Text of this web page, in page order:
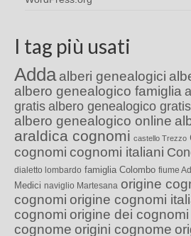
I tag più usati
Adda alberi genealogici
albero genealogico famiglia
gratis albero genealogico
albero genealogico online
araldica cognomi castello Trezzo
cognomi cognomi italiani
dialetto lombardo famiglia Colombo fiume
Medici naviglio Martesana origine
cognomi origine cognomi
cognomi origine dei cognomi
cognome origini cognome